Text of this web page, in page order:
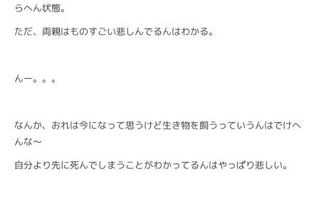
らへん状態。
ただ、両親はものすごい悲しんでるんはわかる。
んー。。。
なんか、おれは今になって思うけど生き物を飼うっていうんはでけへ
んな〜
自分より先に死んでしまうことがわかってるんはやっぱり悲しい。